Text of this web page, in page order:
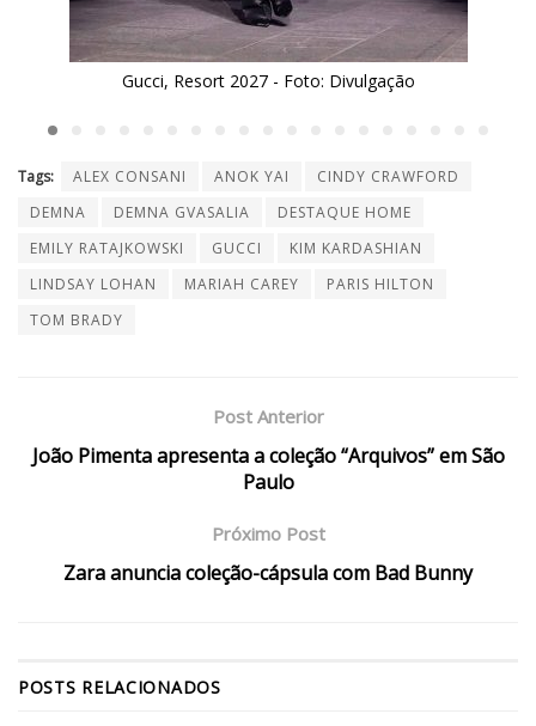
Gucci, Resort 2027 - Foto: Divulgação
Tags: ALEX CONSANI ANOK YAI
CINDY CRAWFORD
DEMNA
DEMNA GVASALIA
DESTAQUE HOME
EMILY RATAJKOWSKI
GUCCI
KIM KARDASHIAN
LINDSAY LOHAN
MARIAH CAREY
PARIS HILTON
TOM BRADY
Post Anterior
João Pimenta apresenta a coleção “Arquivos” em São
Paulo
Próximo Post
Zara anuncia coleção-cápsula com Bad Bunny
POSTS RELACIONADOS